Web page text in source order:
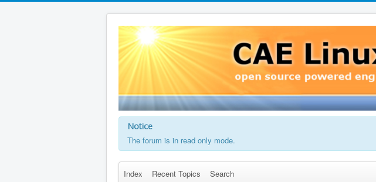
Notice
The forum is in read only mode.
Index Recent Topics Search